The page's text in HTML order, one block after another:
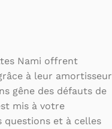
Nami offrent
à leur amortisseur
gêne des défauts de
mis à votre
questions et à celles